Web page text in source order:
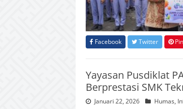
Facebook Twitter
Yayasan Pusdiklat
Berprestasi SMK
Januari 22, 2026 Humas,